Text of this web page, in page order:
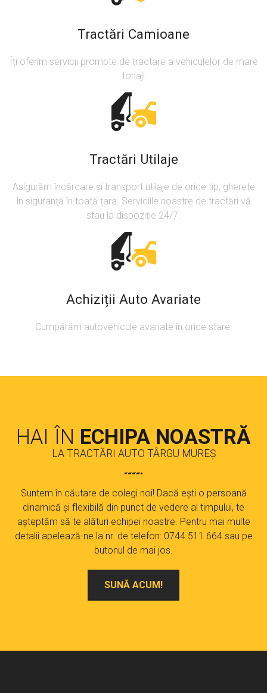
Tractări Camioane
Îți oferim servicii prompte de tractare a vehiculelor de mare
tonaj!
Tractări Utilaje
Asigurăm încărcare și transport utilaje de orice tip, gherete
în siguranță în toată țara. Serviciile noastre de tractări vă
stau la dispoziție 24/7.
Achiziții Auto Avariate
Cumpărăm autovehicule avariate în orice stare.
HAI ÎN ECHIPA NOASTRĂ
LA TRACTĂRI AUTO TÂRGU MUREȘ
Suntem în căutare de colegi noi! Dacă ești o persoană
dinamică și flexibilă din punct de vedere al timpului, te
așteptăm să te alături echipei noastre. Pentru mai multe
detalii apelează-ne la nr. de telefon: 0744 511 664 sau pe
butonul de mai jos.
SUNĂ ACUM!